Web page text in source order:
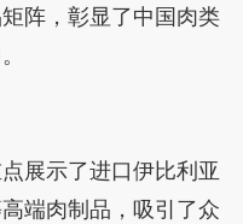
阵，彰显了中国肉类
展示了进口伊比利亚
端肉制品，吸引了众